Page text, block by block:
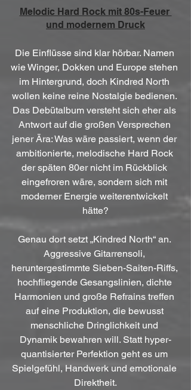
Melodic Hard Rock mit 80s-Feuer
und modernem Druck
Die Einflüsse sind klar hörbar. Namen
wie Winger, Dokken und Europe stehen
im Hintergrund, doch Kindred North
wollen keine reine Nostalgie bedienen.
Das Debütalbum versteht sich eher als
Antwort auf die großen Versprechen
jener Ära: Was wäre passiert, wenn der
ambitionierte, melodische Hard Rock
der späten 80er nicht im Rückblick
eingefroren wäre, sondern sich mit
moderner Energie weiterentwickelt
hätte?
Genau dort setzt „Kindred North“ an.
Aggressive Gitarrensoli,
heruntergestimmte Sieben-Saiten-Riffs,
hochfliegende Gesangslinien, dichte
Harmonien und große Refrains treffen
auf eine Produktion, die bewusst
menschliche Dringlichkeit und
Dynamik bewahren will. Statt hyper-
quantisierter Perfektion geht es um
Spielgefühl, Handwerk und emotionale
Direktheit.